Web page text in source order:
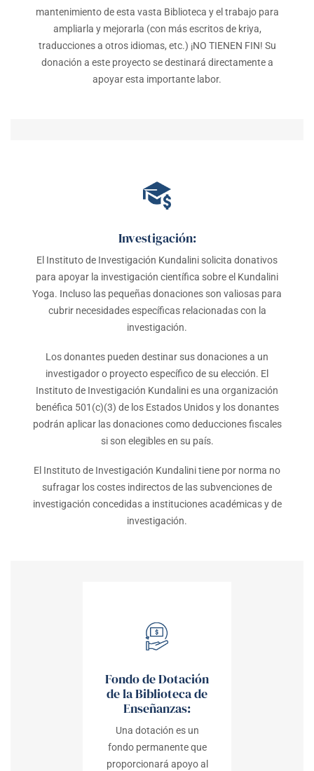
mantenimiento de esta vasta Biblioteca y el trabajo para
ampliarla y mejorarla (con más escritos de kriya,
traducciones a otros idiomas, etc.) ¡NO TIENEN FIN! Su
donación a este proyecto se destinará directamente a
apoyar esta importante labor.
Investigación:
El Instituto de Investigación Kundalini solicita donativos
para apoyar la investigación científica sobre el Kundalini
Yoga. Incluso las pequeñas donaciones son valiosas para
cubrir necesidades específicas relacionadas con la
investigación.
Los donantes pueden destinar sus donaciones a un
investigador o proyecto específico de su elección. El
Instituto de Investigación Kundalini es una organización
benéfica 501(c)(3) de los Estados Unidos y los donantes
podrán aplicar las donaciones como deducciones fiscales
si son elegibles en su país.
El Instituto de Investigación Kundalini tiene por norma no
sufragar los costes indirectos de las subvenciones de
investigación concedidas a instituciones académicas y de
investigación.
Fondo de Dotación
de la Biblioteca de
Enseñanzas:
Una dotación es un
fondo permanente que
proporcionará apoyo al